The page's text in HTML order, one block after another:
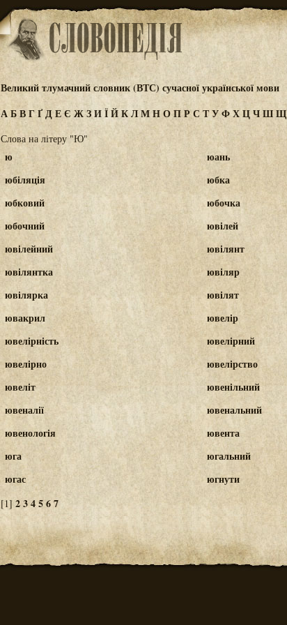
Великий тлумачний словник (ВТС) сучасної української мови
АБВГҐДЕЄ ЖЗИЇЙКЛМНОПРС ТУФХЦЧШЩ
Слова на літеру "Ю"
ю
юань
юбіляція
юбка
юбковий
юбочка
юбочний
ювілей
ювілейний
ювілянт
ювілянтка
ювіляр
ювілярка
ювілят
ювакрил
ювелір
ювелірність
ювелірний
ювелірно
ювелірство
ювеліт
ювенільний
ювеналії
ювенальний
ювенологія
ювента
юга
югальний
югас
югнути
[1] 234567